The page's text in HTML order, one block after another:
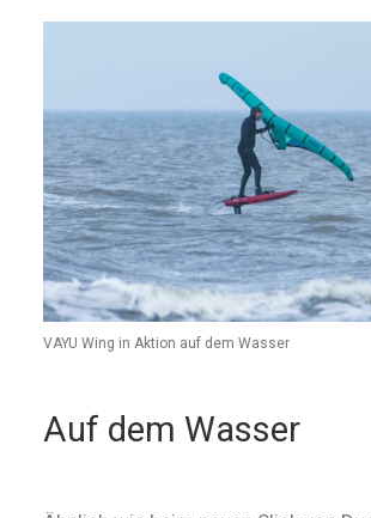
VAYU Wing in Aktion auf dem Wasser
Auf dem Wasser